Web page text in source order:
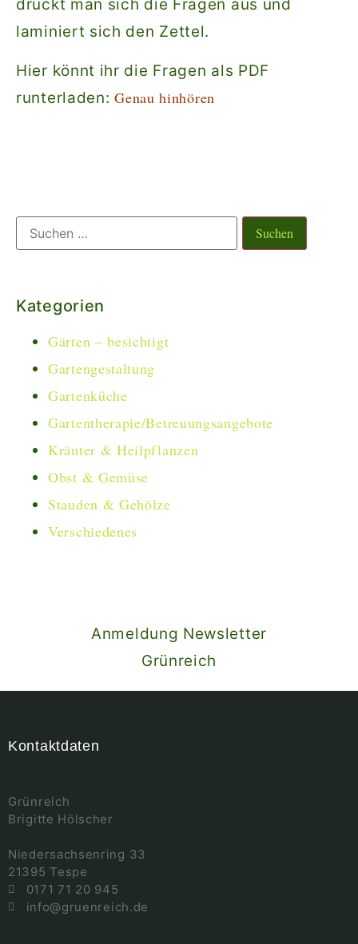
druckt man sich die Fragen aus und
laminiert sich den Zettel.
Hier könnt ihr die Fragen als PDF
runterladen:Genau hinhören
Kategorien
Gärten – besichtigt
Gartengestaltung
Gartenküche
Gartentherapie/Betreuungsangebote
Kräuter & Heilpflanzen
Obst & Gemüse
Stauden & Gehölze
Verschiedenes
Anmeldung Newsletter
Grünreich
Kontaktdaten
Grünreich
Brigitte Hölscher
Niedersachsenring 33
21395 Tespe
0171 71 20 945
info@gruenreich.de